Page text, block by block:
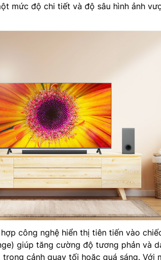
mức độ chi tiết và độ sâu hình ảnh
công nghệ hiển thị tiên tiến vào
giúp tăng cường độ tương phản và
cảnh quay tối hoặc quá sáng. Với